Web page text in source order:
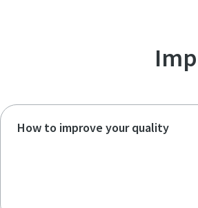
How to improve your quality